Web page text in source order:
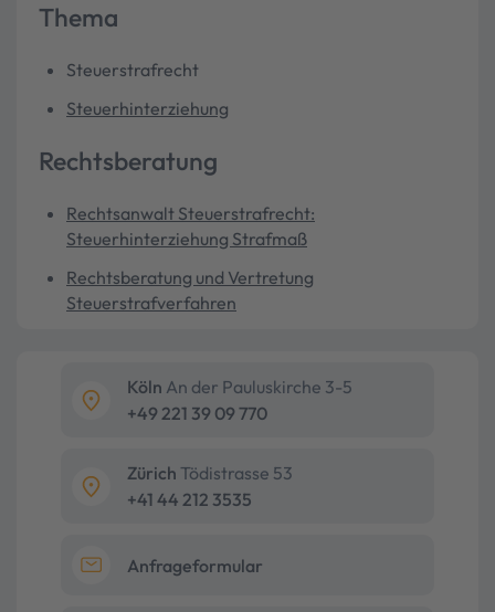
Thema
Steuerstrafrecht
Steuerhinterziehung
Rechtsberatung
Rechtsanwalt Steuerstrafrecht:
Steuerhinterziehung Strafmaß
Rechtsberatung und Vertretung
Steuerstrafverfahren
Köln An der Pauluskirche 3-5
+49 221 39 09 770
Zürich Tödistrasse 53
+41 44 212 3535
Anfrageformular